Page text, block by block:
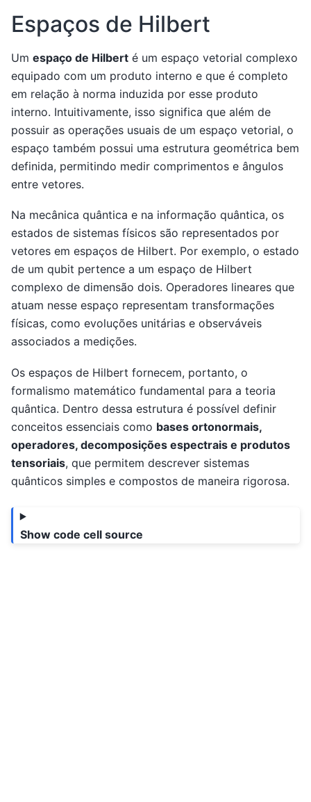
Espaços de Hilbert
Um espaço de Hilbert é um espaço vetorial complexo
equipado com um produto interno e que é completo
em relação à norma induzida por esse produto
interno. Intuitivamente, isso significa que além de
possuir as operações usuais de um espaço vetorial, o
espaço também possui uma estrutura geométrica bem
definida, permitindo medir comprimentos e ângulos
entre vetores.
Na mecânica quântica e na informação quântica, os
estados de sistemas físicos são representados por
vetores em espaços de Hilbert. Por exemplo, o estado
de um qubit pertence a um espaço de Hilbert
complexo de dimensão dois. Operadores lineares que
atuam nesse espaço representam transformações
físicas, como evoluções unitárias e observáveis
associados a medições.
Os espaços de Hilbert fornecem, portanto, o
formalismo matemático fundamental para a teoria
quântica. Dentro dessa estrutura é possível definir
conceitos essenciais como bases ortonormais,
operadores, decomposições espectrais e produtos
tensoriais, que permitem descrever sistemas
quânticos simples e compostos de maneira rigorosa.
Show code cell source